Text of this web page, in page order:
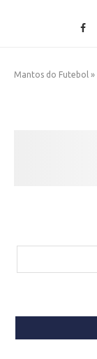
Mantos do Futebol »